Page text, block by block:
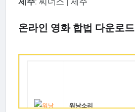
온라인 영화 합법 다운로드
워낭소리